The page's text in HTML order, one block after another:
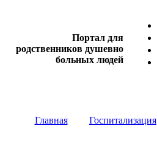
Портал для
родственников душевно
больных людей
Главная Госпитализация